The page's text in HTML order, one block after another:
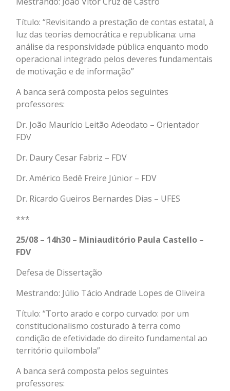
Título: “Revisitando a prestação de contas estatal, à
luz das teorias democrática e republicana: uma
análise da responsividade pública enquanto modo
operacional integrado pelos deveres fundamentais
de motivação e de informação”
A banca será composta pelos seguintes
professores:
Dr. João Maurício Leitão Adeodato – Orientador
FDV
Dr. Daury Cesar Fabriz – FDV
Dr. Américo Bedê Freire Júnior – FDV
Dr. Ricardo Gueiros Bernardes Dias – UFES
***
25/08 – 14h30 – Miniauditório Paula Castello –
FDV
Defesa de Dissertação
Mestrando: Júlio Tácio Andrade Lopes de Oliveira
Título: “Torto arado e corpo curvado: por um
constitucionalismo costurado à terra como
condição de efetividade do direito fundamental ao
território quilombola”
A banca será composta pelos seguintes
professores: